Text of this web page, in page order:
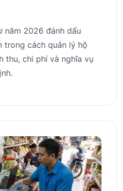
năm 2026 đánh dấu
trong cách quản lý hộ
thu, chi phí và nghĩa vụ